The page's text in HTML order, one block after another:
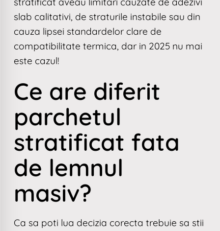
slab calitativi, de straturile instabile sau din
cauza lipsei standardelor clare de
compatibilitate termica, dar in 2025 nu mai
este cazul!
Ce are diferit
parchetul
stratificat fata
de lemnul
masiv?
Ca sa poti lua decizia corecta trebuie sa stii